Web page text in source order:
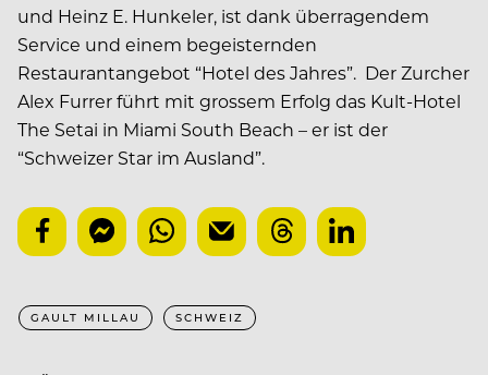
und Heinz E. Hunkeler, ist dank überragendem
Service und einem begeisternden
Restaurantangebot “Hotel des Jahres”. Der Zurcher
Alex Furrer führt mit grossem Erfolg das Kult-Hotel
The Setai in Miami South Beach – er ist der
“Schweizer Star im Ausland”.
GAULT MILLAU SCHWEIZ